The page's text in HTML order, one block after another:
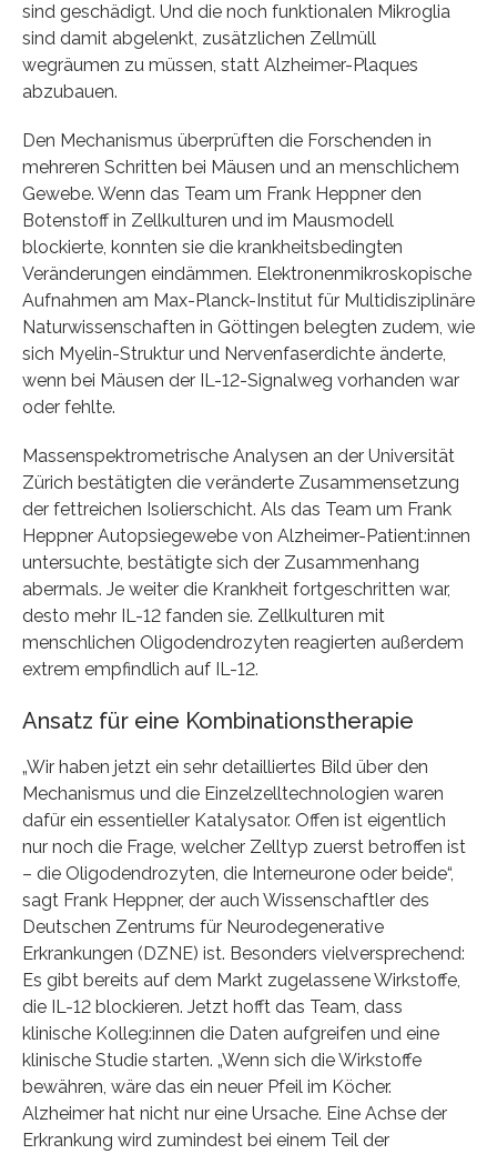
sind geschädigt. Und die noch funktionalen Mikroglia
sind damit abgelenkt, zusätzlichen Zellmüll
wegräumen zu müssen, statt Alzheimer-Plaques
abzubauen.
Den Mechanismus überprüften die Forschenden in
mehreren Schritten bei Mäusen und an menschlichem
Gewebe. Wenn das Team um Frank Heppner den
Botenstoff in Zellkulturen und im Mausmodell
blockierte, konnten sie die krankheitsbedingten
Veränderungen eindämmen. Elektronenmikroskopische
Aufnahmen am Max-Planck-Institut für Multidisziplinäre
Naturwissenschaften in Göttingen belegten zudem, wie
sich Myelin-Struktur und Nervenfaserdichte änderte,
wenn bei Mäusen der IL-12-Signalweg vorhanden war
oder fehlte.
Massenspektrometrische Analysen an der Universität
Zürich bestätigten die veränderte Zusammensetzung
der fettreichen Isolierschicht. Als das Team um Frank
Heppner Autopsiegewebe von Alzheimer-Patient:innen
untersuchte, bestätigte sich der Zusammenhang
abermals. Je weiter die Krankheit fortgeschritten war,
desto mehr IL-12 fanden sie. Zellkulturen mit
menschlichen Oligodendrozyten reagierten außerdem
extrem empfindlich auf IL-12.
Ansatz für eine Kombinationstherapie
„Wir haben jetzt ein sehr detailliertes Bild über den
Mechanismus und die Einzelzelltechnologien waren
dafür ein essentieller Katalysator. Offen ist eigentlich
nur noch die Frage, welcher Zelltyp zuerst betroffen ist
– die Oligodendrozyten, die Interneurone oder beide“,
sagt Frank Heppner, der auch Wissenschaftler des
Deutschen Zentrums für Neurodegenerative
Erkrankungen (DZNE) ist. Besonders vielversprechend:
Es gibt bereits auf dem Markt zugelassene Wirkstoffe,
die IL-12 blockieren. Jetzt hofft das Team, dass
klinische Kolleg:innen die Daten aufgreifen und eine
klinische Studie starten. „Wenn sich die Wirkstoffe
bewähren, wäre das ein neuer Pfeil im Köcher.
Alzheimer hat nicht nur eine Ursache. Eine Achse der
Erkrankung wird zumindest bei einem Teil der